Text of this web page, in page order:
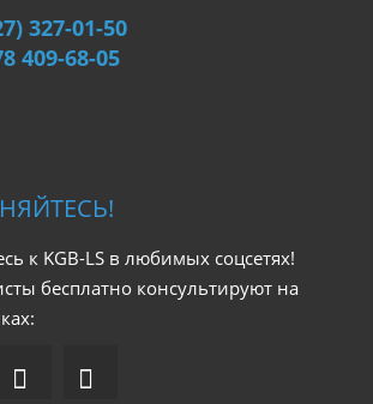
327-01-50
68-05
к KGB-LS в любимых соцсетях!
бесплатно консультируют на